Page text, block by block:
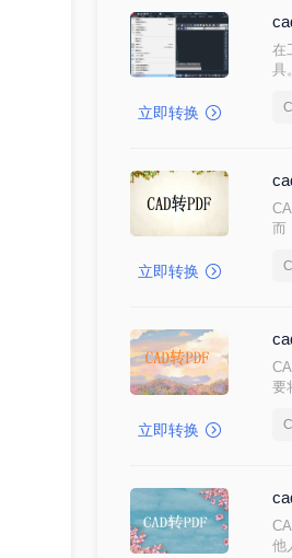
立即转换
在
具
立即转换
而
立即转换
要
他